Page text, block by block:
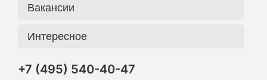
Вакансии
Интересное
+7 (495) 540-40-47